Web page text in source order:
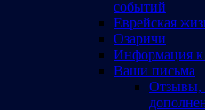
событий
Еврейская
Озаричи
Информация к
Ваши письма
Отзывы,